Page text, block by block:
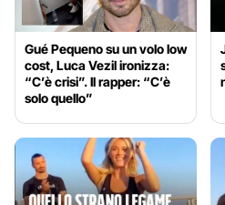
Gué Pequeno su un volo low
cost, Luca Vezil ironizza:
“C’è crisi”. Il rapper: “C’è
solo quello”